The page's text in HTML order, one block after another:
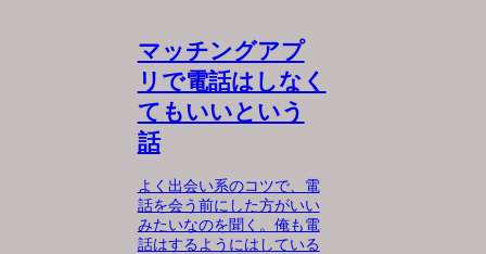
マッチングアプ
リで電話はしなく
てもいいという
話
よく出会い系のコツで、電
話を会う前にした方がいい
みたいなのを聞く。俺も電
話はするようにはしている